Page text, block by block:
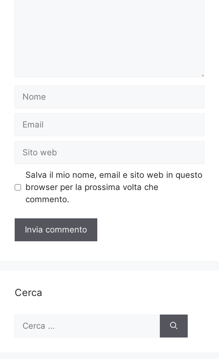
Nome
Email
Sito
web
Salva il mio nome, email e sito web in questo
browser per la prossima volta che
commento.
Cerca
per: